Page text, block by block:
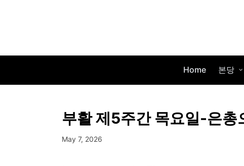
Home 본당
부활 제5주간 목요일-은총
May 7, 2026